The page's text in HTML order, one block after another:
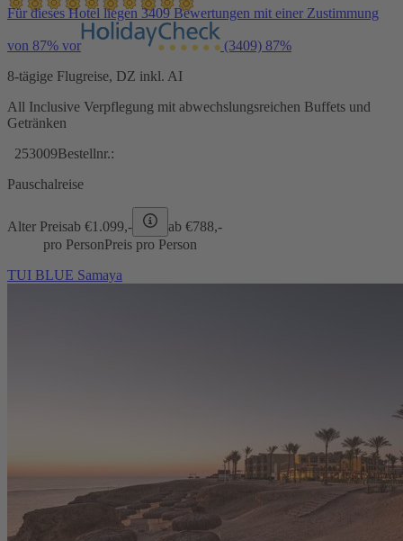
Für dieses Hotel liegen 3409 Bewertungen mit einer Zustimmung
von 87% vor (3409) 87%
8-tägige Flugreise, DZ inkl. AI
All Inclusive Verpflegung mit abwechslungsreichen Buffets und
Getränken
253009Bestellnr.:
Pauschalreise
Alter Preisab €1.099,- ab €788,-
pro PersonPreis pro Person
TUI BLUE Samaya